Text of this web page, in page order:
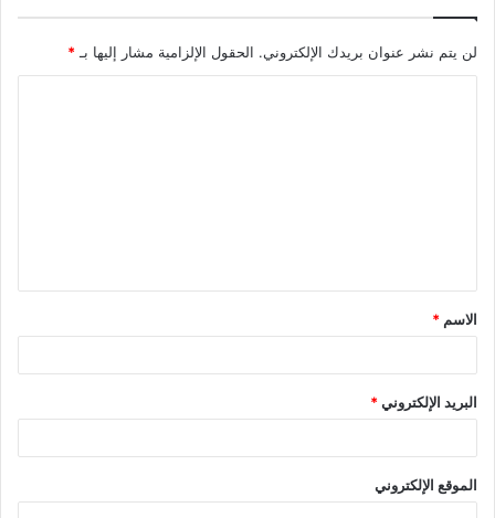
لن يتم نشر عنوان بريدك الإلكتروني. الحقول الإلزامية مشار إليها بـ*
ق
*
الاسم *
البريد الإلكتروني*
الموقع الإلكتروني